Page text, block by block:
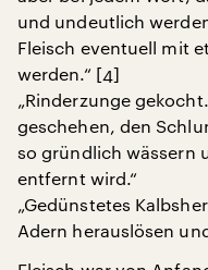
und undeutlich
Fleisch eventuell mit
werden.“ [4]
„Rinderzunge
geschehen, den
so gründlich wässern
entfernt wird.“
„Gedünstetes
Adern herauslösen